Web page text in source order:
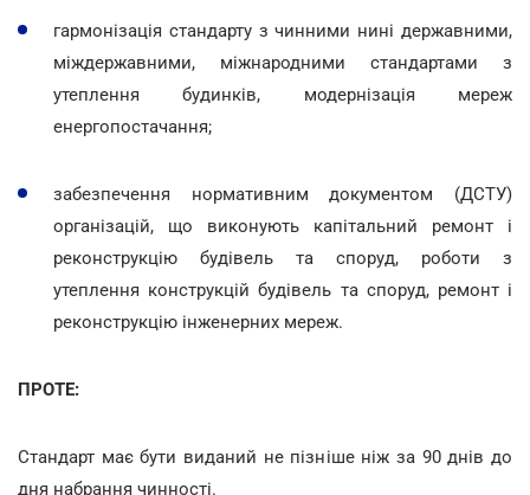
гармонізація стандарту з чинними нині державними,
міждержавними, міжнародними стандартами з
утеплення будинків, модернізація мереж
енергопостачання;
забезпечення нормативним документом (ДСТУ)
організацій, що виконують капітальний ремонт і
реконструкцію будівель та споруд, роботи з
утеплення конструкцій будівель та споруд, ремонт і
реконструкцію інженерних мереж.
ПРОТЕ:
Стандарт має бути виданий не пізніше ніж за 90 днів до
дня набрання чинності.